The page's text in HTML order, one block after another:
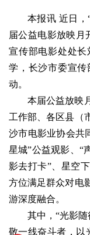
本报讯 近日，
届公益电影放映月
宣传部电影处处
学，长沙市委宣
动。
本届公益放映
工作部、各区县（
沙市电影业协会共
星城”公益观影、“
影去打卡”、星空
方位满足群众对电
游深度融合。
其中，“光影
敬一线奋斗者，以